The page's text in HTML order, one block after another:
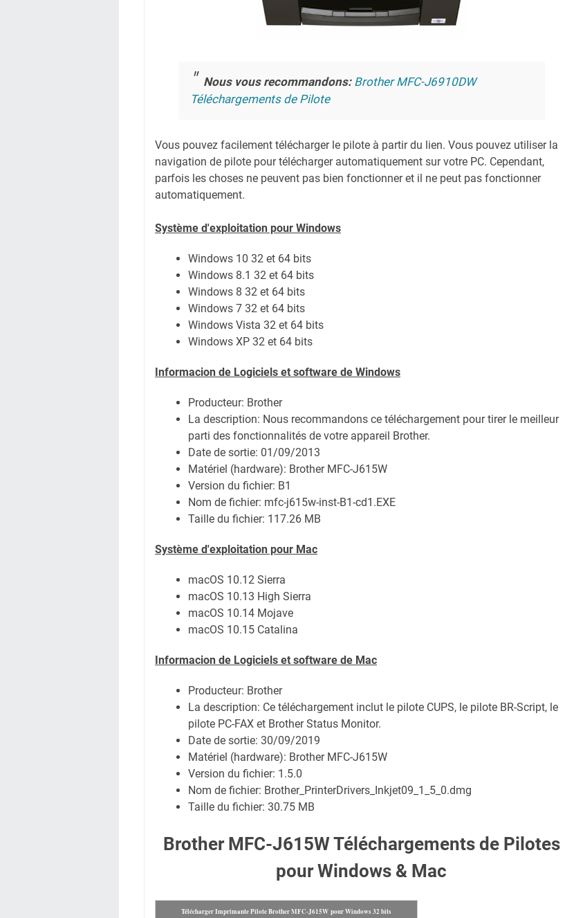
Nous vous recommandons: Brother MFC-J6910DW
Téléchargements de Pilote
Vous pouvez facilement télécharger le pilote à partir du lien. Vous pouvez utiliser la
navigation de pilote pour télécharger automatiquement sur votre PC. Cependant,
parfois les choses ne peuvent pas bien fonctionner et il ne peut pas fonctionner
automatiquement.
Système d'exploitation pour Windows
Windows 10 32 et 64 bits
Windows 8.1 32 et 64 bits
Windows 8 32 et 64 bits
Windows 7 32 et 64 bits
Windows Vista 32 et 64 bits
Windows XP 32 et 64 bits
Informacion de Logiciels et software de Windows
Producteur: Brother
La description: Nous recommandons ce téléchargement pour tirer le meilleur
parti des fonctionnalités de votre appareil Brother.
Date de sortie: 01/09/2013
Matériel (hardware): Brother MFC-J615W
Version du fichier: B1
Nom de fichier: mfc-j615w-inst-B1-cd1.EXE
Taille du fichier: 117.26 MB
Système d'exploitation pour Mac
macOS 10.12 Sierra
macOS 10.13 High Sierra
macOS 10.14 Mojave
macOS 10.15 Catalina
Informacion de Logiciels et software de Mac
Producteur: Brother
La description: Ce téléchargement inclut le pilote CUPS, le pilote BR-Script, le
pilote PC-FAX et Brother Status Monitor.
Date de sortie: 30/09/2019
Matériel (hardware): Brother MFC-J615W
Version du fichier: 1.5.0
Nom de fichier: Brother_PrinterDrivers_Inkjet09_1_5_0.dmg
Taille du fichier: 30.75 MB
Brother MFC-J615W Téléchargements de Pilotes
pour Windows & Mac
Télécharger Imprimante Pilote Brother MFC-J615W pour Windows 32 bits